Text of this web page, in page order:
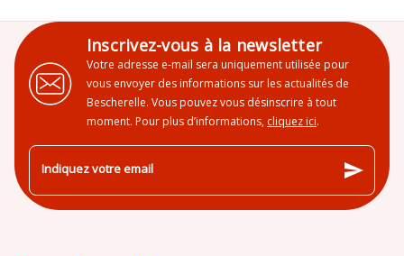
Inscrivez-vous à la newsletter
Votre adresse e-mail sera uniquement utilisée pour
vous envoyer des informations sur les actualités de
Bescherelle. Vous pouvez vous désinscrire à tout
moment. Pour plus d’informations, cliquez ici.
Indiquez votre email send